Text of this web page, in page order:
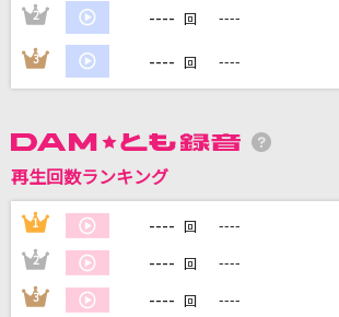
DAMの新曲・ランキングなど
DAMに会員登録・ログインして
カラオケをもっと楽しもう！
2 ---- 回 ----
3 ---- 回 ----
再生回数ランキング
1 ---- 回 ----
2 ---- 回 ----
3 ---- 回 ----